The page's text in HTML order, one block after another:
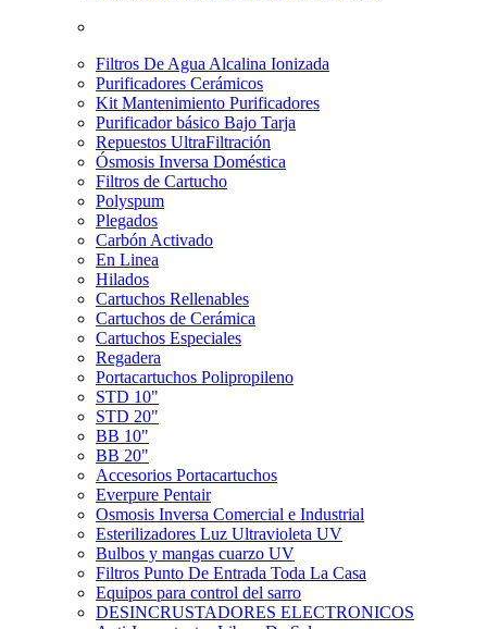
Filtros De Agua Alcalina Ionizada
Purificadores Cerámicos
Kit Mantenimiento Purificadores
Purificador básico Bajo Tarja
Repuestos UltraFiltración
Ósmosis Inversa Doméstica
Filtros de Cartucho
Polyspum
Plegados
Carbón Activado
En Linea
Hilados
Cartuchos Rellenables
Cartuchos de Cerámica
Cartuchos Especiales
Regadera
Portacartuchos Polipropileno
STD 10"
STD 20"
BB 10"
BB 20"
Accesorios Portacartuchos
Everpure Pentair
Osmosis Inversa Comercial e Industrial
Esterilizadores Luz Ultravioleta UV
Bulbos y mangas cuarzo UV
Filtros Punto De Entrada Toda La Casa
Equipos para control del sarro
DESINCRUSTADORES ELECTRONICOS